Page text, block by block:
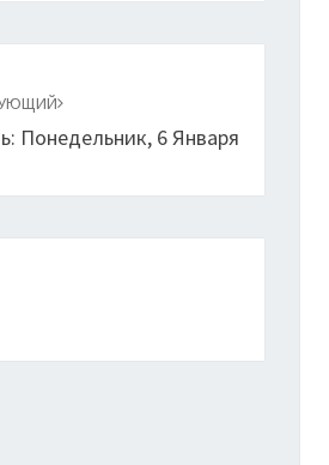
Понедельник, 6 Января